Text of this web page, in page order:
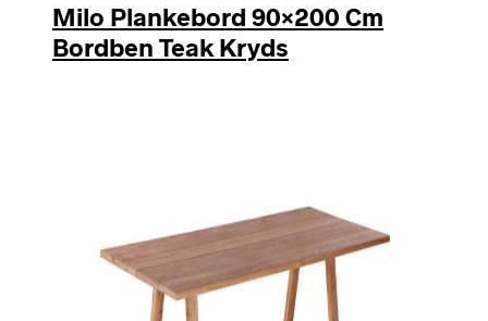
Milo Plankebord 90×200 Cm
Bordben Teak Kryds